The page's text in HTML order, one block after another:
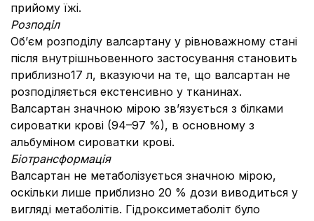
прийому їжі.
Розподіл
Об’єм розподілу валсартану у рівноважному стані
після внутрішньовенного застосування становить
приблизно17 л, вказуючи на те, що валсартан не
розподіляється екстенсивно у тканинах.
Валсартан значною мірою зв’язується з білками
сироватки крові (94­–97 %), в основному з
альбуміном сироватки крові.
Біотрансформація
Валсартан не метаболізується значною мірою,
оскільки лише приблизно 20 % дози виводиться у
вигляді метаболітів. Гідроксиметаболіт було